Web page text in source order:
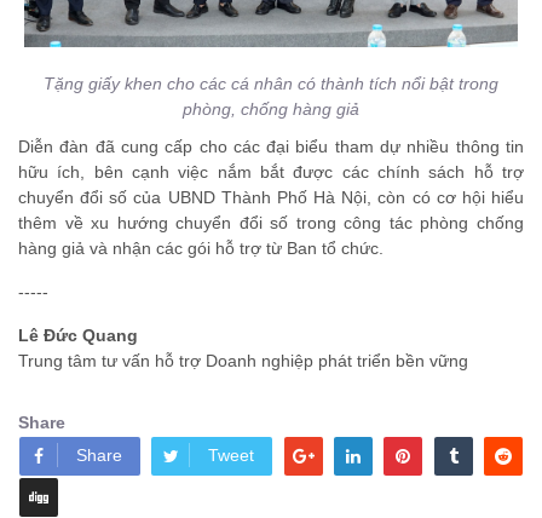
Tặng giấy khen cho các cá nhân có thành tích nổi bật trong
phòng, chống hàng giả
Diễn đàn đã cung cấp cho các đại biểu tham dự nhiều thông tin
hữu ích, bên cạnh việc nắm bắt được các chính sách hỗ trợ
chuyển đổi số của UBND Thành Phố Hà Nội, còn có cơ hội hiểu
thêm về xu hướng chuyển đổi số trong công tác phòng chống
hàng giả và nhận các gói hỗ trợ từ Ban tổ chức.
-----
Lê Đức Quang
Trung tâm tư vấn hỗ trợ Doanh nghiệp phát triển bền vững
Share
Share
Tweet